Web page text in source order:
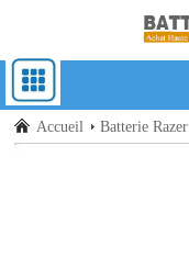
Accueil Batterie Razer